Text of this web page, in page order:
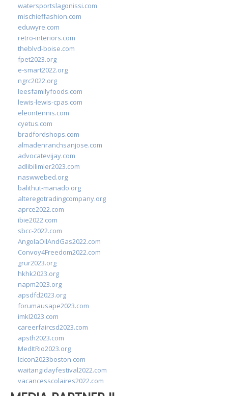
watersportslagonissi.com
mischieffashion.com
eduwyre.com
retro-interiors.com
theblvd-boise.com
fpet2023.org
e-smart2022.org
ngrc2022.org
leesfamilyfoods.com
lewis-lewis-cpas.com
eleontennis.com
cyetus.com
bradfordshops.com
almadenranchsanjose.com
advocatevijay.com
adlibilimler2023.com
naswwebed.org
balithut-manado.org
alteregotradingcompany.org
aprce2022.com
ibie2022.com
sbcc-2022.com
AngolaOilAndGas2022.com
Convoy4Freedom2022.com
grur2023.org
hkhk2023.org
napm2023.org
apsdfd2023.org
forumausape2023.com
imkl2023.com
careerfaircsd2023.com
apsth2023.com
MedItRio2023.org
lcicon2023boston.com
waitangidayfestival2022.com
vacancesscolaires2022.com